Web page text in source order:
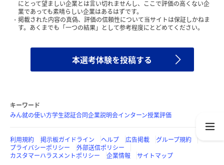
にとって望ましい企業とは言い切れませんし、ここで評価の高くない企
業であっても素晴らしい企業はあるはずです。
掲載された内容の真偽、評価の信頼性について当サイトは保証しかねま
す。あくまでも「一つの結果」として参考程度にとどめてください。
本選考体験を投稿する
キーワード
みん就の使い方学生認証合同企業説明会インターン授業評価
利用規約 掲示板ガイドライン ヘルプ 広告掲載
グループ規約
プライバシーポリシー
外部送信ポリシー
カスタマーハラスメントポリシー
企業情報 サイトマップ